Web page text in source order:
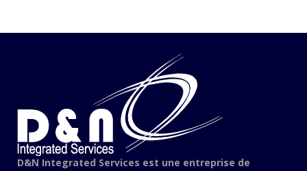
D&N Integrated Services est une entreprise de